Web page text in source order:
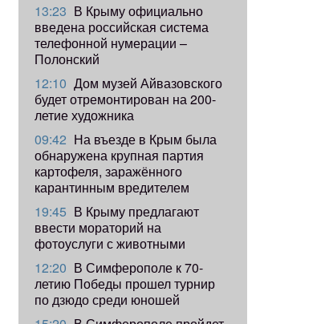
13:23 В Крыму официально
введена российская система
телефонной нумерации –
Полонский
12:10 Дом музей Айвазовского
будет отремонтирован на 200-
летие художника
09:42 ​На въезде в Крым была
обнаружена крупная партия
картофеля, заражённого
карантинным вредителем
19:45 В Крыму предлагают
ввести мораторий на
фотоуслуги с животными
12:20 В Симферополе к 70-
летию Победы прошел турнир
по дзюдо среди юношей